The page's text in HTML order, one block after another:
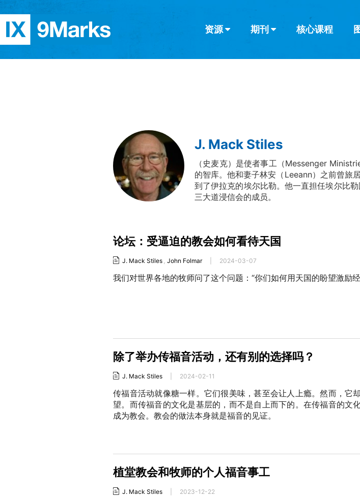
资源 期刊 核心课程
查看全部
查看全部
J. Mack Stiles
（史麦克）是使者事工（Messenger
的智库。他和妻子林安（Leeann）之前曾旅
到了伊拉克的埃尔比勒。他一直担任埃尔比
三大道浸信会的成员。
论坛：受逼迫的教会如何看待天国
J. Mack Stiles , John Folmar 2024-03-07
我们对世界各地的牧师问了这个问题：“你们如何用天国的盼望激励
除了举办传福音活动，还有别的选择吗？
J. Mack Stiles 2024-02-11
传福音活动就像糖一样。它们很美味，甚至会让人上瘾。然而，它
望。而传福音的文化是基层的，而不是自上而下的。在传福音的文
成为教会。教会的做法本身就是福音的见证。
植堂教会和牧师的个人福音事工
J. Mack Stiles 2023-12-22